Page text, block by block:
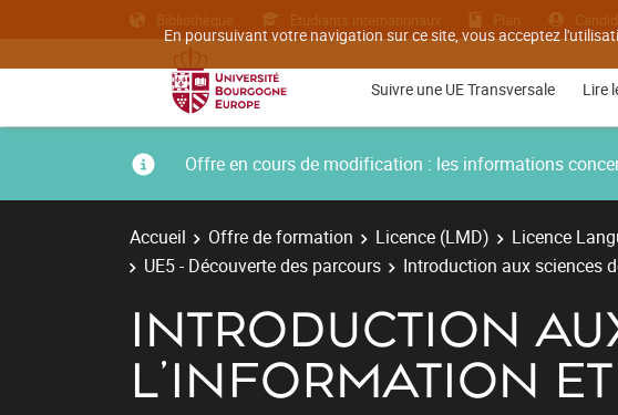
En poursuivant votre navigation sur ce site, vous acceptez
Bibliothèque Etudiants internationaux Plan
Suivre une UE Transversale Lire
Offre en cours de modification : les informations
Accueil Offre de formation Licence (LMD) Licence
UE5 - Découverte des parcours
Introduction aux sciences
INTRODUCTION
L'INFORMATION